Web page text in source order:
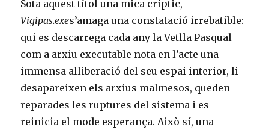
Sota aquest títol una mica críptic,
Vigipas.exes’amaga una constatació irrebatible:
qui es descarrega cada any la Vetlla Pasqual
com a arxiu executable nota en l’acte una
immensa alliberació del seu espai interior, li
desapareixen els arxius malmesos, queden
reparades les ruptures del sistema i es
reinicia el mode esperança. Això sí, una